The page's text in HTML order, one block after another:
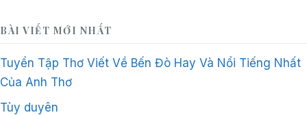
BÀI VIẾT MỚI NHẤT
Tuyển Tập Thơ Viết Về Bến Đò Hay Và Nổi Tiếng Nhất
Của Anh Thơ
Tùy duyên